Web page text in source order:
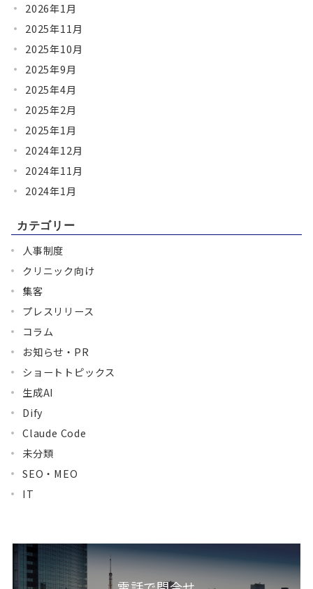
2026年1月
2025年11月
2025年10月
2025年9月
2025年4月
2025年2月
2025年1月
2024年12月
2024年11月
2024年1月
カテゴリー
人事制度
クリニック向け
集客
プレスリリース
コラム
お知らせ・PR
ショートトピックス
生成AI
Dify
Claude Code
未分類
SEO・MEO
IT